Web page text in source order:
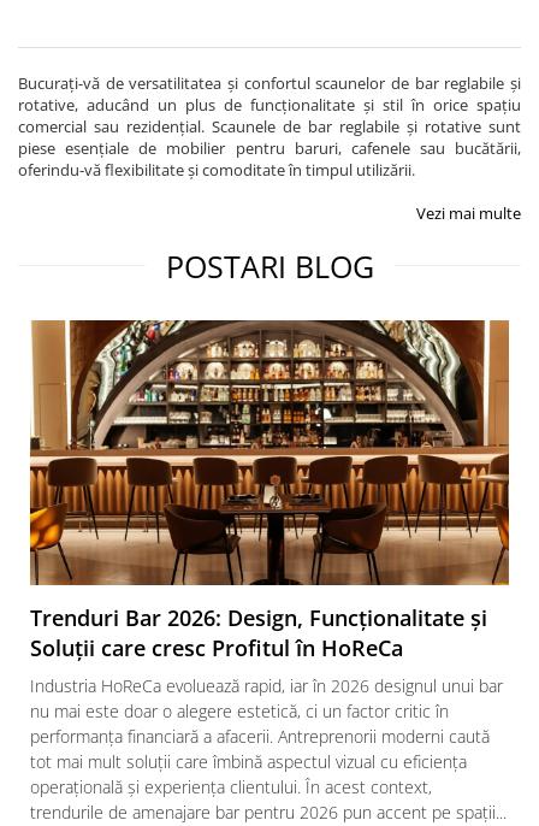
Bucurați-vă de versatilitatea și confortul scaunelor de bar reglabile și
rotative, aducând un plus de funcționalitate și stil în orice spațiu
comercial sau rezidențial. Scaunele de bar reglabile și rotative sunt
piese esențiale de mobilier pentru baruri, cafenele sau bucătării,
oferindu-vă flexibilitate și comoditate în timpul utilizării.
Vezi mai multe
POSTARI BLOG
Trenduri Bar 2026: Design, Funcționalitate și
Soluții care cresc Profitul în HoReCa
Industria HoReCa evoluează rapid, iar în 2026 designul unui bar
nu mai este doar o alegere estetică, ci un factor critic în
performanța financiară a afacerii. Antreprenorii moderni caută
tot mai mult soluții care îmbină aspectul vizual cu eficiența
operațională și experiența clientului. În acest context,
trendurile de amenajare bar pentru 2026 pun accent pe spații...